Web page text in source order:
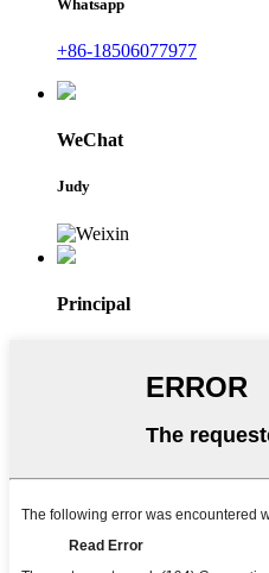
Whatsapp
+86-18506077977
WeChat
Judy
Principal